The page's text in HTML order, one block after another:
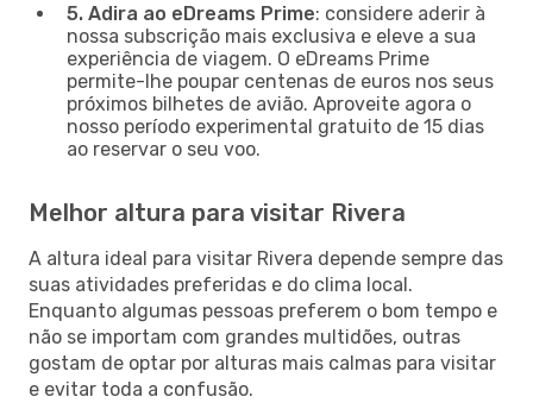
5. Adira ao eDreams Prime: considere aderir à
nossa subscrição mais exclusiva e eleve a sua
experiência de viagem. O eDreams Prime
permite-lhe poupar centenas de euros nos seus
próximos bilhetes de avião. Aproveite agora o
nosso período experimental gratuito de 15 dias
ao reservar o seu voo.
Melhor altura para visitar Rivera
A altura ideal para visitar Rivera depende sempre das
suas atividades preferidas e do clima local.
Enquanto algumas pessoas preferem o bom tempo e
não se importam com grandes multidões, outras
gostam de optar por alturas mais calmas para visitar
e evitar toda a confusão.